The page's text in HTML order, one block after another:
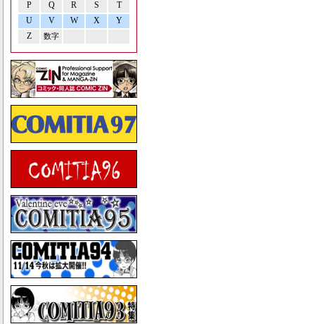
P Q R S
T
U
V W X
Y
Z
数字